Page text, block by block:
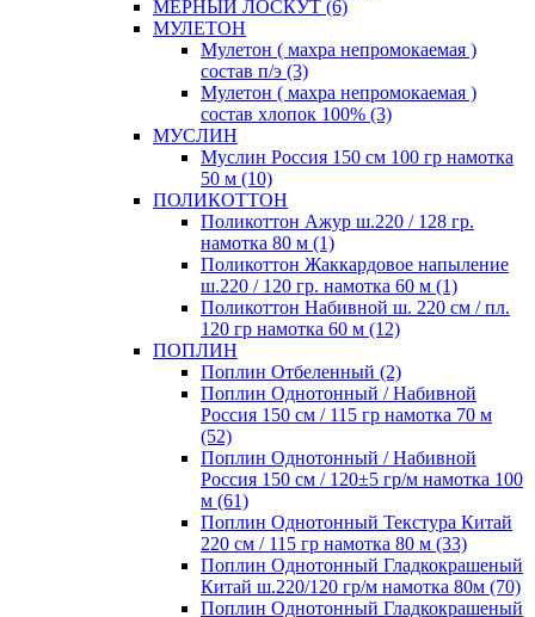
МЕРНЫЙ ЛОСКУТ (6)
МУЛЕТОН
Мулетон ( махра непромокаемая )
состав п/э (3)
Мулетон ( махра непромокаемая )
состав хлопок 100% (3)
МУСЛИН
Муслин Россия 150 см 100 гр намотка
50 м (10)
ПОЛИКОТТОН
Поликоттон Ажур ш.220 / 128 гр.
намотка 80 м (1)
Поликоттон Жаккардовое напыление
ш.220 / 120 гр. намотка 60 м (1)
Поликоттон Набивной ш. 220 см / пл.
120 гр намотка 60 м (12)
ПОПЛИН
Поплин Отбеленный (2)
Поплин Однотонный / Набивной
Россия 150 см / 115 гр намотка 70 м
(52)
Поплин Однотонный / Набивной
Россия 150 см / 120±5 гр/м намотка 100
м (61)
Поплин Однотонный Текстура Китай
220 см / 115 гр намотка 80 м (33)
Поплин Однотонный Гладкокрашеный
Китай ш.220/120 гр/м намотка 80м (70)
Поплин Однотонный Гладкокрашеный